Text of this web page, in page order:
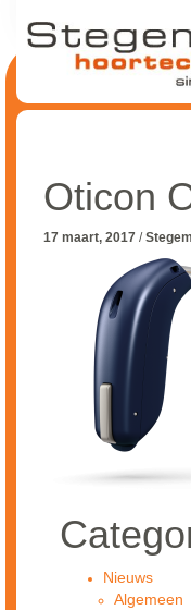
Oticon
17 maart, 2017 /
Nieuws
Algemeen